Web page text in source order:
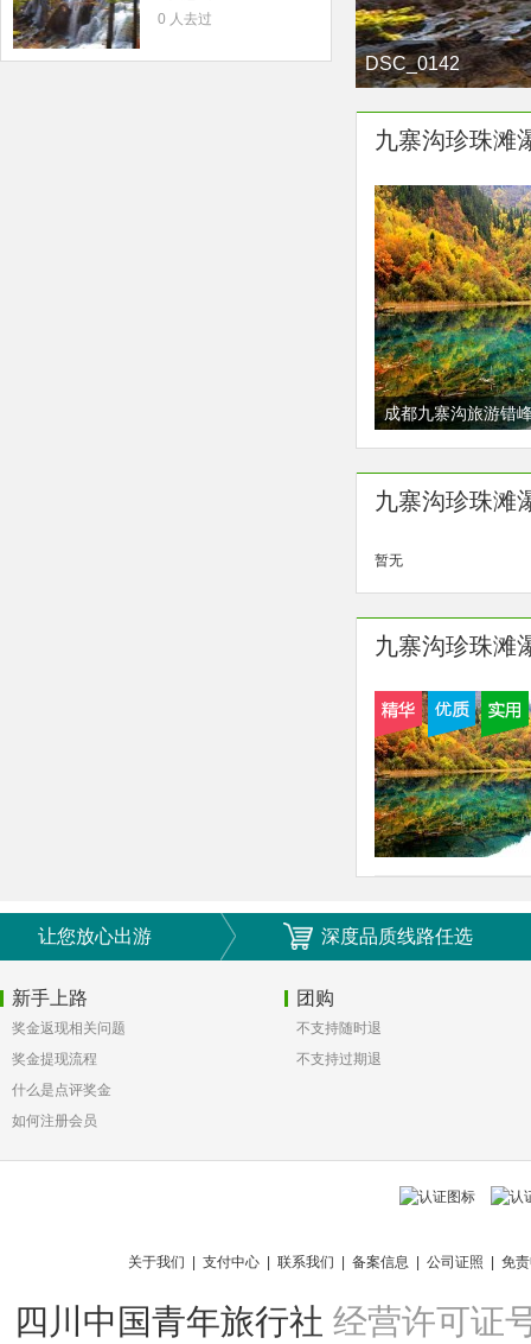
0 人去过
DSC_0142
九寨沟珍珠滩
成都九寨沟旅游错
游，可选保姆车升
出发不起早
九寨沟珍珠滩
暂无
九寨沟珍珠滩
让您放心出游 深度品质线路任选
新手上路
奖金返现相关问题
奖金提现流程
什么是点评奖金
如何注册会员
团购
不支持随时退
不支持过期退
关于我们 支付中心 联系我们 备案信息 公司证照 免
四川中国青年旅行社 经营许可证